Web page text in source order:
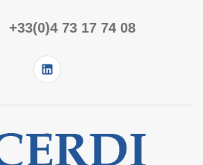
+33(0)4 73 17 74 08